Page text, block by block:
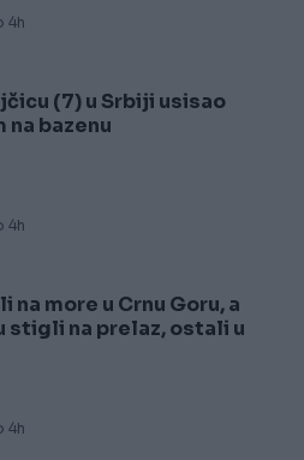
4h
(7) u Srbiji usisao
na bazenu
4h
na more u Crnu Goru, a
stigli na prelaz, ostali u
4h